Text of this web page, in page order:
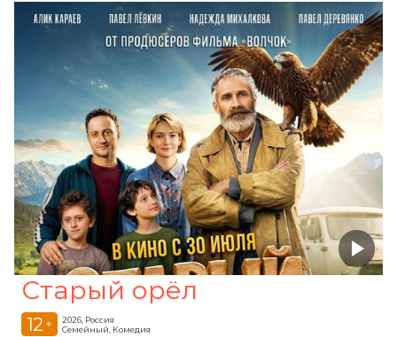
Старый орёл
12 +
2026, Россия
Семейный, Комедия